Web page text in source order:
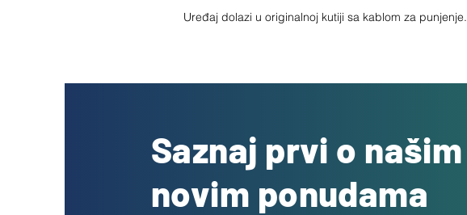
Uređaj dolazi u originalnoj kutiji sa kablom za punjenje.
Saznaj prvi o našim
novim ponudama